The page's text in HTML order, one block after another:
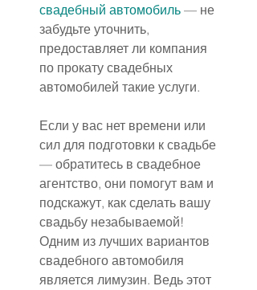
свадебный автомобиль — не
забудьте уточнить,
предоставляет ли компания
по прокату свадебных
автомобилей такие услуги.
Если у вас нет времени или
сил для подготовки к свадьбе
— обратитесь в свадебное
агентство, они помогут вам и
подскажут, как сделать вашу
свадьбу незабываемой!
Одним из лучших вариантов
свадебного автомобиля
является лимузин. Ведь этот